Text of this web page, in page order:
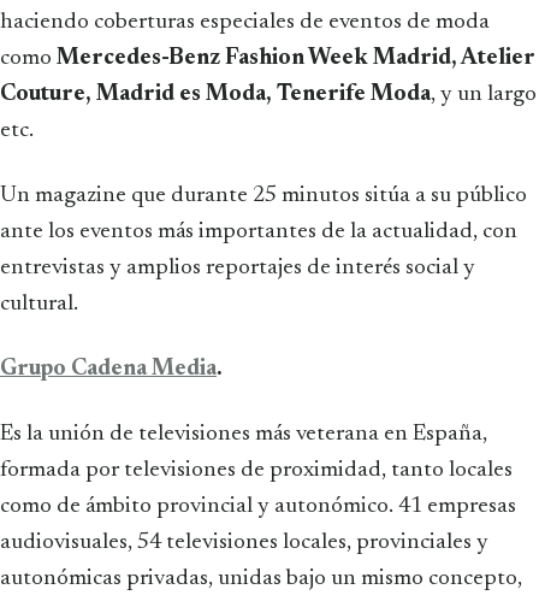
haciendo coberturas especiales de eventos de moda
como Mercedes-Benz Fashion Week Madrid, Atelier
Couture, Madrid es Moda, Tenerife Moda, y un largo
etc.
Un magazine que durante 25 minutos sitúa a su público
ante los eventos más importantes de la actualidad, con
entrevistas y amplios reportajes de interés social y
cultural.
Grupo Cadena Media.
Es la unión de televisiones más veterana en España,
formada por televisiones de proximidad, tanto locales
como de ámbito provincial y autonómico. 41 empresas
audiovisuales, 54 televisiones locales, provinciales y
autonómicas privadas, unidas bajo un mismo concepto,